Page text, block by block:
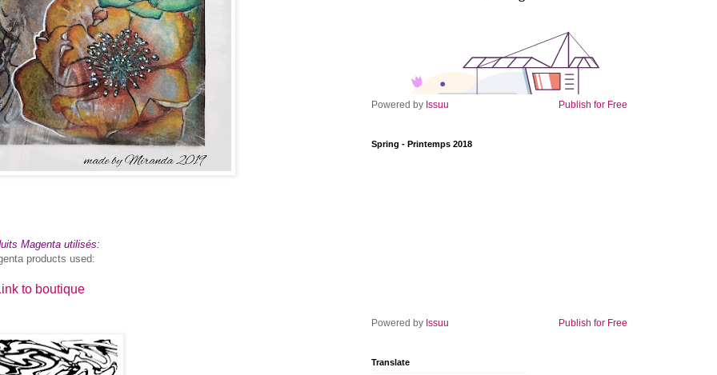
Magenta utilisés:
products used:
to boutique
Powered by Issuu Publish for Free
Spring - Printemps 2018
Powered by Issuu Publish for Free
Translate